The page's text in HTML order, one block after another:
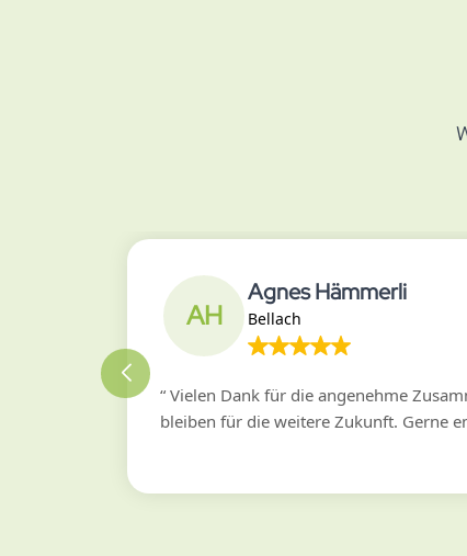
AH
Agnes Hämmerli
Bellach
“ Vielen Dank für die angenehme
bleiben für die weitere Zukunft. Gerne